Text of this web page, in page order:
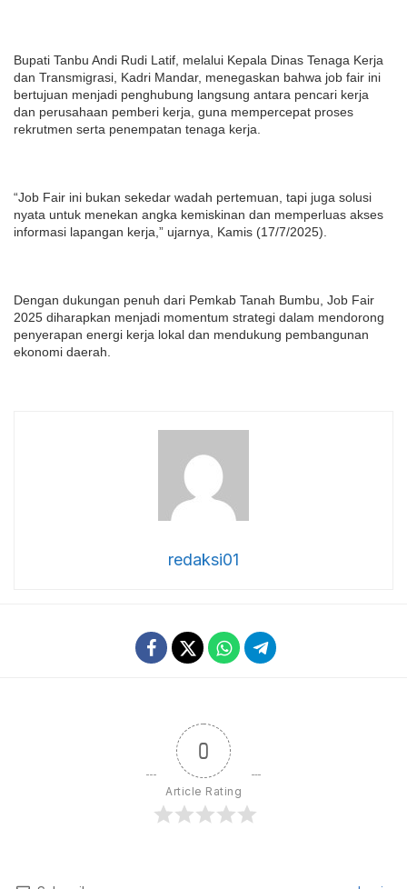
Bupati Tanbu Andi Rudi Latif, melalui Kepala Dinas Tenaga Kerja
dan Transmigrasi, Kadri Mandar, menegaskan bahwa job fair ini
bertujuan menjadi penghubung langsung antara pencari kerja
dan perusahaan pemberi kerja, guna mempercepat proses
rekrutmen serta penempatan tenaga kerja.
“Job Fair ini bukan sekedar wadah pertemuan, tapi juga solusi
nyata untuk menekan angka kemiskinan dan memperluas akses
informasi lapangan kerja,” ujarnya, Kamis (17/7/2025).
Dengan dukungan penuh dari Pemkab Tanah Bumbu, Job Fair
2025 diharapkan menjadi momentum strategi dalam mendorong
penyerapan energi kerja lokal dan mendukung pembangunan
ekonomi daerah.
redaksi01
0
Article Rating